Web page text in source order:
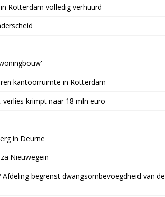
Rotterdam volledig verhuurd
kantoorruimte in Rotterdam
krimpt naar 18 mln euro
in Deurne
Nieuwegein
begrenst dwangsombevoegdheid van de